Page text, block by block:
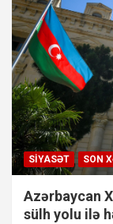
SIYASƏT SON
Azərbaycan
sülh yolu ilə